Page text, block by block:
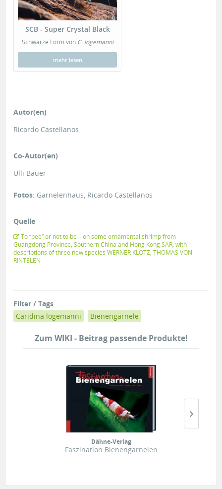
SCB - Super Crystal Black
Schwarze Form von C. logemanni
mehr lesen
Autor(en)
Ricardo Castellanos
Co-Autor(en)
Ulli Bauer
Fotos: Garnelenhaus, Ricardo Castellanos
Quelle
To “bee” or not to be—on some ornamental shrimp from
Guangdong Province, Southern China and Hong Kong SAR, with
descriptions of three new species WERNER KLOTZ, THOMAS VON
RINTELEN
Filter / Tags
Caridina logemanni
Bienengarnele
Zum WIKI - Beitrag passende Produkte!
Dähne-Verlag
Faszination Bienengarnelen